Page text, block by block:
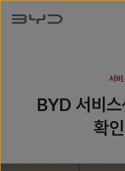
서비
BYD 서비
확